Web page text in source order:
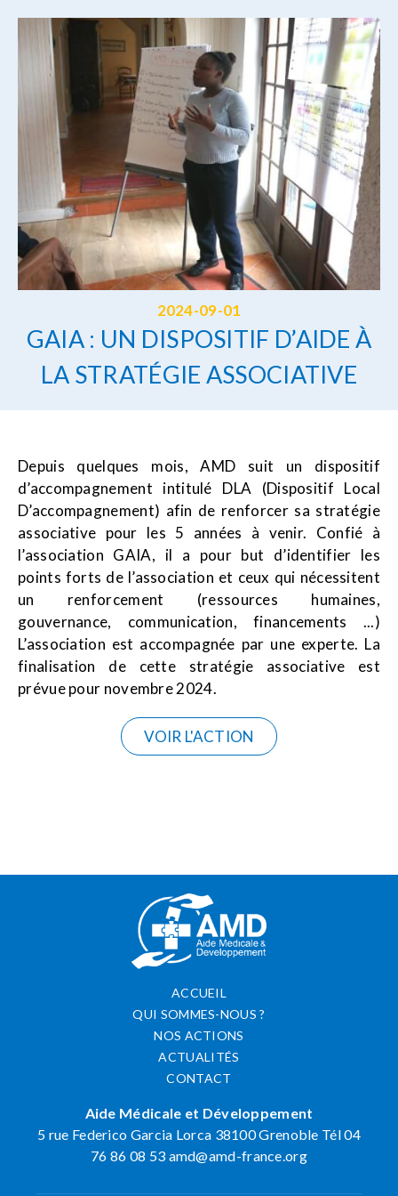
2024-09-01
GAIA : UN DISPOSITIF D’AIDE À
LA STRATÉGIE ASSOCIATIVE
Depuis quelques mois, AMD suit un dispositif
d’accompagnement intitulé DLA (Dispositif Local
D’accompagnement) afin de renforcer sa stratégie
associative pour les 5 années à venir. Confié à
l’association GAIA, il a pour but d’identifier les
points forts de l’association et ceux qui nécessitent
un renforcement (ressources humaines,
gouvernance, communication, financements ...)
L’association est accompagnée par une experte. La
finalisation de cette stratégie associative est
prévue pour novembre 2024.
VOIR L'ACTION
ACCUEIL
QUI SOMMES-NOUS ?
NOS ACTIONS
ACTUALITÉS
CONTACT
Aide Médicale et Développement
5 rue Federico Garcia Lorca 38100 Grenoble Tél 04
76 86 08 53 amd@amd-france.org